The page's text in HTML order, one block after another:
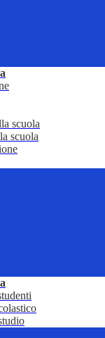
scuola
scuola